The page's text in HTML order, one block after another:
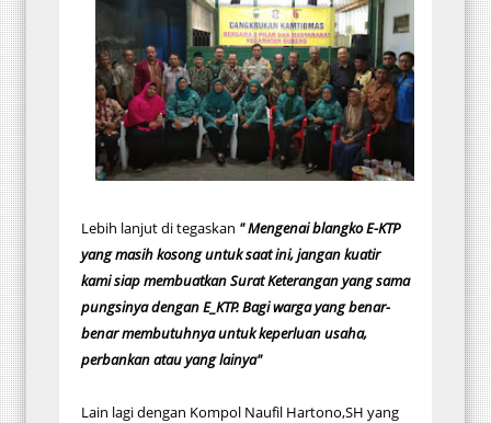
Lebih lanjut di tegaskan " Mengenai blangko E-KTP
yang masih kosong untuk saat ini, jangan kuatir
kami siap membuatkan Surat Keterangan yang sama
pungsinya dengan E_KTP. Bagi warga yang benar-
benar membutuhnya untuk keperluan usaha,
perbankan atau yang lainya"
Lain lagi dengan Kompol Naufil Hartono,SH yang